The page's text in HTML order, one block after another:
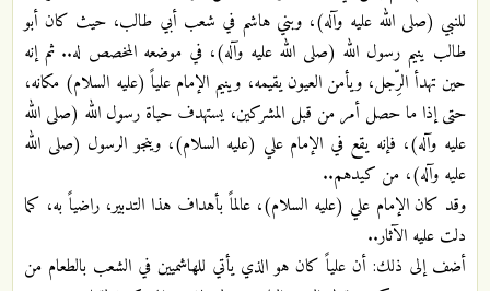
للنبي (صلى الله عليه وآله)، وبني هاشم في شعب أبي طالب، حيث كان أبو
طالب ينيم رسول الله (صلى الله عليه وآله)، في موضعه المخصص له.. ثم إنه
حين تهدأ الرِّجل، ويأمن العيون يقيمه، وينيم الإمام علياً (عليه السلام) مكانه،
حتى إذا ما حصل أمر من قبل المشركين، يستهدف حياة رسول الله (صلى الله
عليه وآله)، فإنه يقع في الإمام علي (عليه السلام)، وينجو الرسول (صلى الله
عليه وآله)، من كيدهم..
وقد كان الإمام علي (عليه السلام)، عالماً بأهداف هذا التدبير، راضياً به، كما
دلت عليه الآثار..
أضف إلى ذلك: أن علياً كان هو الذي يأتي للهاشميين في الشعب بالطعام من